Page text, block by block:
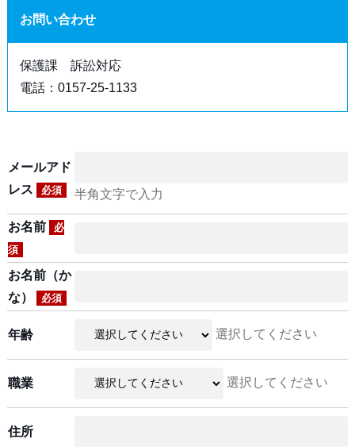
お問い合わせ
保護課 訴訟対応
電話：0157-25-1133
メールアド
レス
必須 半角文字で入力
お名前
必
須
お名前（か
な）
必須
年齢 選択してください
職業 選択してください
住所